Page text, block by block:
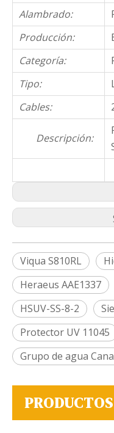
Alambrado:
Producción:
Categoría:
Tipo:
Cables:
Descripción:
Viqua S810RL
Heraeus AAE1337
HSUV-SS-8-2
Protector UV 11045
Grupo de agua